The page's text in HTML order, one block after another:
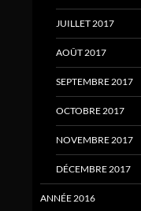
JUILLET 2017
AOÛT 2017
SEPTEMBRE 2017
OCTOBRE 2017
NOVEMBRE 2017
DÉCEMBRE 2017
ANNÉE 2016